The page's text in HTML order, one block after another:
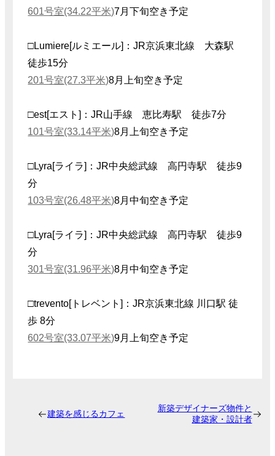
601号室(34.22平米)7月下旬空き予定
□Lumiere[ルミエール]：JR京浜東北線 大森駅
徒歩15分
201号室(27.3平米)8月上旬空き予定
□est[エスト]：JR山手線 恵比寿駅 徒歩7分
101号室(33.14平米)8月上旬空き予定
□Lyra[ライラ]：JR中央総武線 高円寺駅 徒歩9
分
103号室(26.48平米)8月中旬空き予定
□Lyra[ライラ]：JR中央総武線 高円寺駅 徒歩9
分
301号室(31.96平米)8月中旬空き予定
□trevento[トレベント]：JR京浜東北線 川口駅 徒
歩 8分
602号室(33.07平米)9月上旬空き予定
建築を感じるカフェ
新築デザイナーズ物件と
建築家・設計者